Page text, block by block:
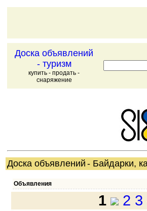
Доска объявлений
- туризм
купить - продать -
снаряжение
Доска объявлений - Байдарки,
Объявления
1 2 3